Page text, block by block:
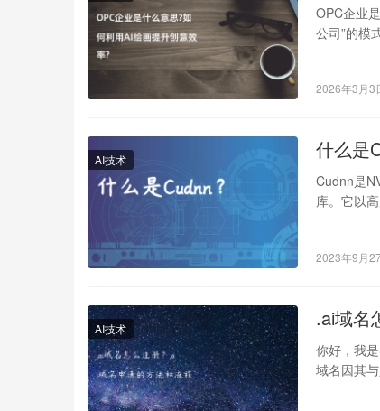
OPC企业
公司”的模
2026年3月3
AI技术 什么是
Cudnn是
库。它以
2023年9月
AI技术 .ai域名
你好，我
域名因其